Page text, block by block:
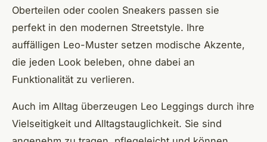
Oberteilen oder coolen Sneakers passen sie
perfekt in den modernen Streetstyle. Ihre
auffälligen Leo-Muster setzen modische Akzente,
die jeden Look beleben, ohne dabei an
Funktionalität zu verlieren.
Auch im Alltag überzeugen Leo Leggings durch ihre
Vielseitigkeit und Alltagstauglichkeit. Sie sind